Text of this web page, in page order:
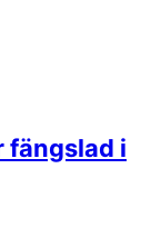
fängslad i